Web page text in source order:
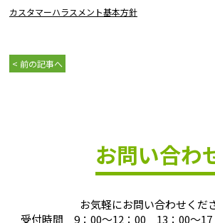
カスタマーハラスメント基本方針
< 前の記事へ
お問い合わ
お気軽にお問い合わせくだ
受付時間 9：00～12：00 13：00～17